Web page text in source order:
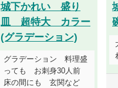
城下かれい 盛り
皿 超特大 カラー
(グラデーション)
グラデーション 料理盛
っても お刺身30人前
床の間にも 玄関など